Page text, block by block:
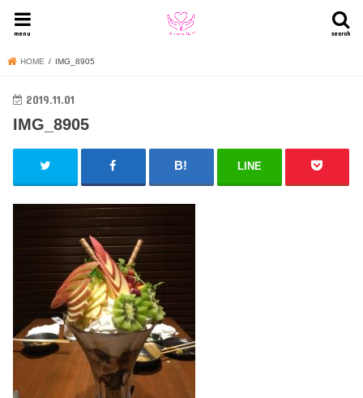
search
menu
HOME IMG_8905
2019.11.01
IMG_8905
LINE